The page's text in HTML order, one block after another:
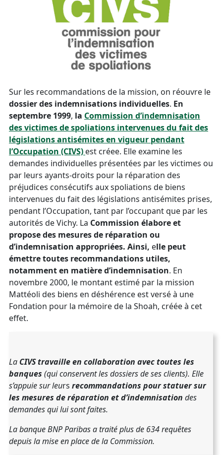
Sur les recommandations de la mission, on réouvre le
dossier des indemnisations individuelles. En
septembre 1999, la Commission d’indemnisation
des victimes de spoliations intervenues du fait des
législations antisémites en vigueur pendant
l’Occupation (CIVS) est créee. Elle examine les
demandes individuelles présentées par les victimes ou
par leurs ayants-droits pour la réparation des
préjudices consécutifs aux spoliations de biens
intervenues du fait des législations antisémites prises,
pendant l’Occupation, tant par l’occupant que par les
autorités de Vichy. La Commission élabore et
propose des mesures de réparation ou
d’indemnisation appropriées. Ainsi, elle peut
émettre toutes recommandations utiles,
notamment en matière d’indemnisation. En
novembre 2000, le montant estimé par la mission
Mattéoli des biens en déshérence est versé à une
Fondation pour la mémoire de la Shoah, créée à cet
effet.
La CIVS travaille en collaboration avec toutes les
banques (qui conservent les dossiers de ses clients). Elle
s’appuie sur leurs recommandations pour statuer sur
les mesures de réparation et d’indemnisation des
demandes qui lui sont faites.
La banque BNP Paribas a traité plus de 634 requêtes
depuis la mise en place de la Commission.